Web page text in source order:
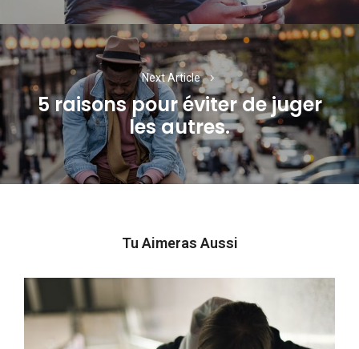
Next Article
Next
post:
5 raisons pour éviter de juger
les autres.
Tu Aimeras Aussi